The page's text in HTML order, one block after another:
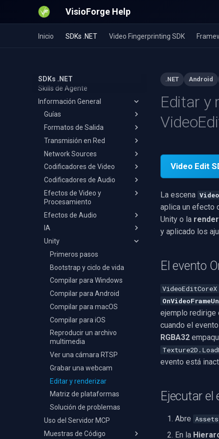
VisioForge Help
Inicio SDKs .NET Video Fingerprinting SDK
SDKs .NET
Skills de Agente
Información General
Guías
Captura de Video a MPEG-TS
Grabación y Edición de WMA
Grabar audio de apps en
Android
Cámara USB en Android
Formatos de Salida
MP4
AVI
MKV
MOV
WebM
WMV
MPEG-TS
MXF
GIF
Personalizado
FFmpeg EXE
Transmisión en Red
RTMP
RTSP
Transmisión HLS
SRT
NDI
UDP
HTTP MJPEG
WMV
YouTube
Facebook
AWS S3
Adobe Flash
Transmisión Fluida IIS
Network Sources
Reconnect & Fallback Switch
Codificadores de Video
H.264
HEVC
AV1
VP8/VP9
MJPEG
Codificadores de Audio
AAC
MP3
Opus
Vorbis
FLAC
WAV
WavPack
WMA
Speex
Efectos de Video y
Procesamiento
Añadir Efectos
Referencia de Efectos
NVIDIA Maxine
Superposición de Imagen
Superposición de Texto
Capturador de Muestras de
Video
Efectos de Audio
Referencia de Efectos de
Audio
Capturador de Muestras de
Audio
IA
OCR
Detección de Objetos
Detección de Vocabulario
Abierto
Análisis de Objetos
Auto-seguimiento PTZ
Subtitulado con VLM
Búsqueda Semántica de
Vídeo
Reconocimiento Facial
Reconocimiento de
Matrículas
Ocultación de PII
Auto-Reencuadre
Eliminación de Fondo
Inferencia ONNX Genérica
Unity
Primeros pasos
Bootstrap y ciclo de vida
Compilar para Windows
Compilar para Android
Compilar para macOS
Compilar para iOS
Reproducir un archivo
multimedia
Ver una cámara RTSP
Grabar una webcam
Editar y renderizar
Matriz de plataformas
Solución de problemas
Uso del Servidor MCP
Muestras de Código
.NET Android
Editar y
Video Edit
La escena
aplica un efecto
Unity o la
y aplicado los
El evento
VideoEditCoreX
ejemplo redirige
cuando el
RGBA32
evento está
Ejecutar el
Abre
En la